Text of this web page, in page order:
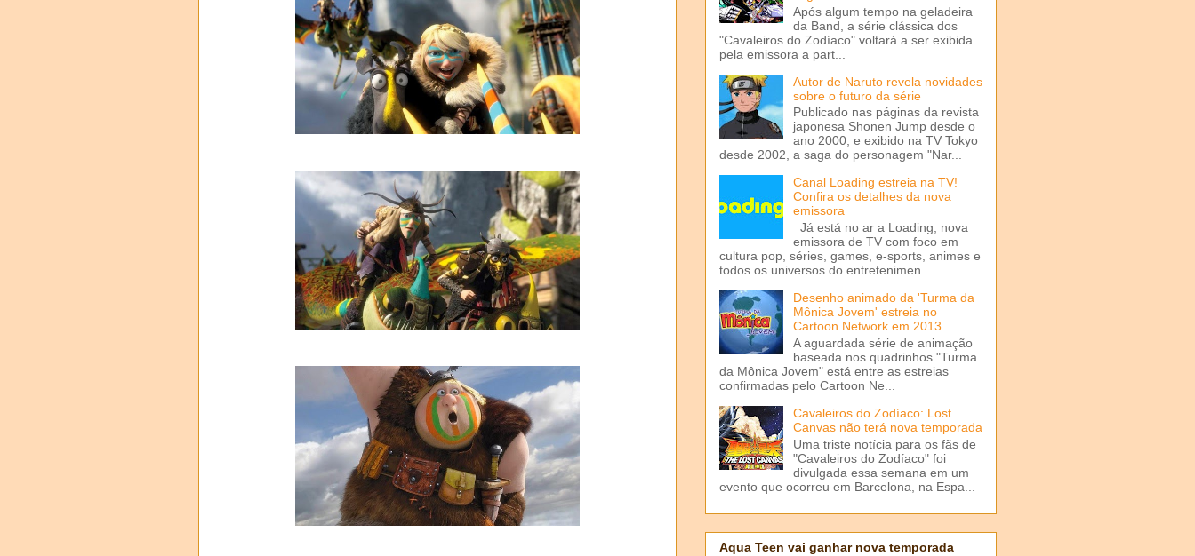
Após algum tempo na geladeira
da Band, a série clássica dos
"Cavaleiros do Zodíaco" voltará a ser exibida
pela emissora a part...
Autor de Naruto revela novidades
sobre o futuro da série
Publicado nas páginas da revista
japonesa Shonen Jump desde o
ano 2000, e exibido na TV Tokyo
desde 2002, a saga do personagem "Nar...
Canal Loading estreia na TV!
Confira os detalhes da nova
emissora
Já está no ar a Loading, nova
emissora de TV com foco em
cultura pop, séries, games, e-sports, animes e
todos os universos do entretenimen...
Desenho animado da 'Turma da
Mônica Jovem' estreia no
Cartoon Network em 2013
A aguardada série de animação
baseada nos quadrinhos "Turma
da Mônica Jovem" está entre as estreias
confirmadas pelo Cartoon Ne...
Cavaleiros do Zodíaco: Lost
Canvas não terá nova temporada
Uma triste notícia para os fãs de
"Cavaleiros do Zodíaco" foi
divulgada essa semana em um
evento que ocorreu em Barcelona, na Espa...
Aqua Teen vai ganhar nova temporada